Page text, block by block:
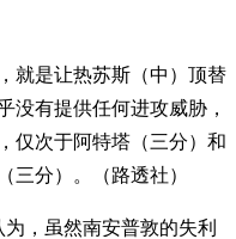
就是让热苏斯（中）顶替
没有提供任何进攻威胁，
仅次于阿特塔（三分）和
三分）。（路透社）
，虽然南安普敦的失利